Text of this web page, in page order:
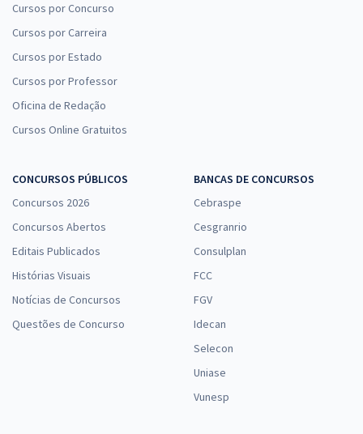
Cursos por Concurso
Cursos por Carreira
Cursos por Estado
Cursos por Professor
Oficina de Redação
Cursos Online Gratuitos
CONCURSOS PÚBLICOS
Concursos 2026
Concursos Abertos
Editais Publicados
Histórias Visuais
Notícias de Concursos
Questões de Concurso
BANCAS DE CONCURSOS
Cebraspe
Cesgranrio
Consulplan
FCC
FGV
Idecan
Selecon
Uniase
Vunesp